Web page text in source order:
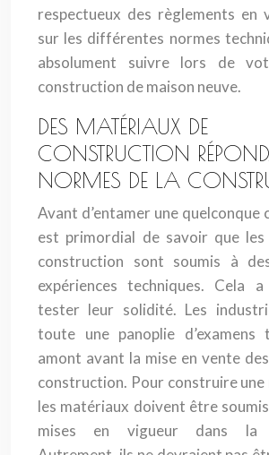
respectueux des règlements en
sur les différentes normes
absolument suivre lors de
construction de maison neuve.
DES MATÉRIAUX DE
CONSTRUCTION
NORMES DE LA
Avant d’entamer une quelconque
est primordial de savoir que
construction sont soumis à
expériences techniques. Cela
tester leur solidité. Les
toute une panoplie d’examens
amont avant la mise en vente
construction. Pour construire une
les matériaux doivent être
mises en vigueur dans la